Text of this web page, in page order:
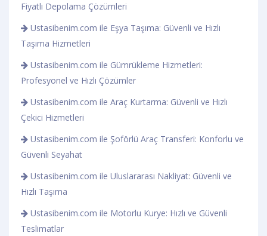
Fiyatlı Depolama Çözümleri
Ustasibenim.com ile Eşya Taşıma: Güvenli ve Hızlı
Taşıma Hizmetleri
Ustasibenim.com ile Gümrükleme Hizmetleri:
Profesyonel ve Hızlı Çözümler
Ustasibenim.com ile Araç Kurtarma: Güvenli ve Hızlı
Çekici Hizmetleri
Ustasibenim.com ile Şoförlü Araç Transferi: Konforlu ve
Güvenli Seyahat
Ustasibenim.com ile Uluslararası Nakliyat: Güvenli ve
Hızlı Taşıma
Ustasibenim.com ile Motorlu Kurye: Hızlı ve Güvenli
Teslimatlar